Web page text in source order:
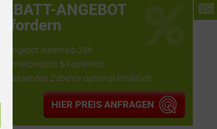
RABATT-ANGEBOT
Angebot innerhalb 24h
unverbindlich & kostenlos
passendes Zubehör optional erhältlich
HIER PREIS ANFRAGEN